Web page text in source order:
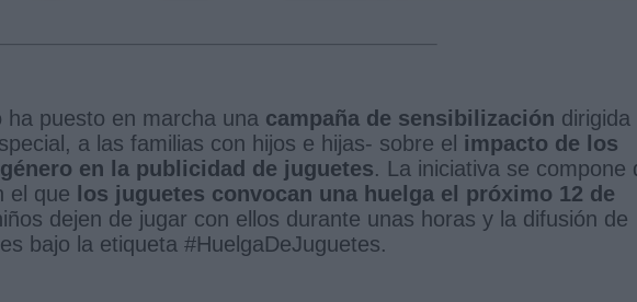
ha puesto en marcha una campaña de sensibilización dirigida
a las familias con hijos e hijas- sobre el impacto de los
en la publicidad de juguetes. La iniciativa se compone
el que los juguetes convocan una huelga el próximo 12 de
dejen de jugar con ellos durante unas horas y la difusión de
bajo la etiqueta #HuelgaDeJuguetes.